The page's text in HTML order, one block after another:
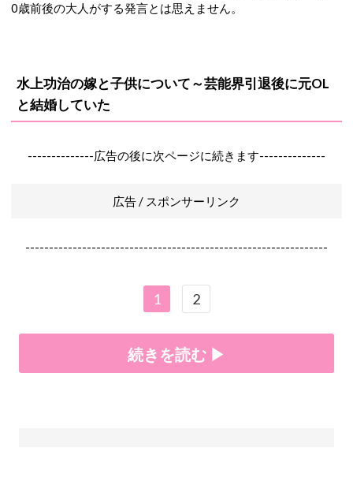
0歳前後の大人がする発言とは思えません。
水上功治の嫁と子供について～芸能界引退後に元OL
と結婚していた
--------------広告の後に次ページに続きます--------------
広告 / スポンサーリンク
----------------------------------------------------------------
1 2
続きを読む ▶